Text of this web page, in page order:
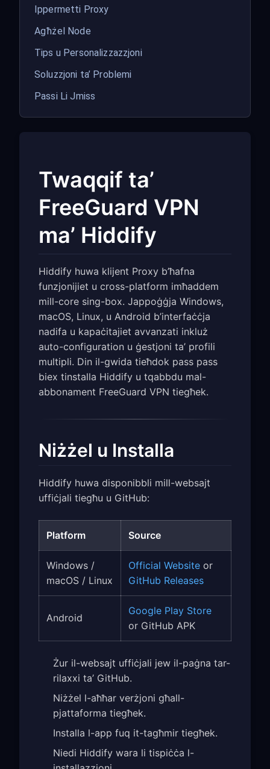
Ippermetti Proxy
Agħżel Node
Tips u Personalizzazzjoni
Soluzzjoni ta’ Problemi
Passi Li Jmiss
Twaqqif ta’
FreeGuard VPN
ma’ Hiddify
Hiddify huwa klijent Proxy b’ħafna
funzjonijiet u cross-platform imħaddem
mill-core sing-box. Jappoġġja Windows,
macOS, Linux, u Android b’interfaċċja
nadifa u kapaċitajiet avvanzati inkluż
auto-configuration u ġestjoni ta’ profili
multipli. Din il-gwida tieħdok pass pass
biex tinstalla Hiddify u tqabbdu mal-
abbonament FreeGuard VPN tiegħek.
Niżżel u Installa
Hiddify huwa disponibbli mill-websajt
uffiċjali tiegħu u GitHub:
Platform Source
Windows /
macOS / Linux
Official Website or
GitHub Releases
Android
Google Play Store
or GitHub APK
Żur il-websajt uffiċjali jew il-paġna tar-
rilaxxi ta’ GitHub.
Niżżel l-aħħar verżjoni għall-
pjattaforma tiegħek.
Installa l-app fuq it-tagħmir tiegħek.
Niedi Hiddify wara li tispiċċa l-